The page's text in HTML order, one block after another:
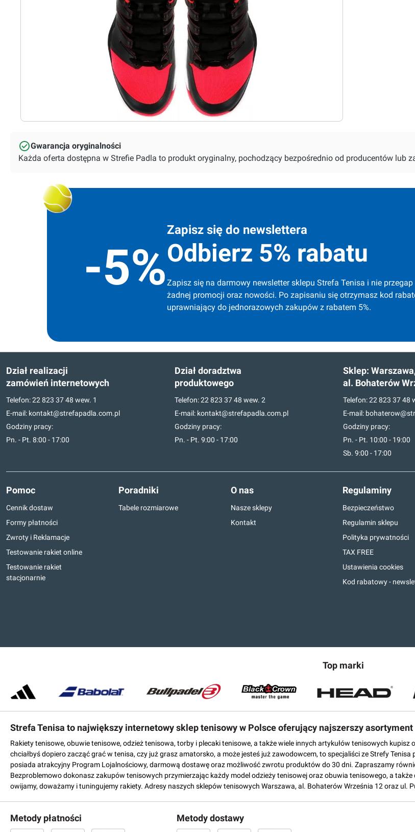
Gwarancja oryginalności
Każda oferta dostępna w Strefie Padla to produkt oryginalny, pochodzący bezpośrednio od producentów lub
-5%
Zapisz się do newslettera
Odbierz 5% rabatu
Zapisz się na darmowy newsletter sklepu Strefa Tenisa i nie przegap
żadnej promocji oraz nowości. Po zapisaniu się otrzymasz kod
uprawniający do jednorazowych zakupów z rabatem 5%.
Dział realizacji
zamówień internetowych
Telefon:22 823 37 48 wew. 1
E-mail: kontakt@strefapadla.com.pl
Godziny pracy:
Pn. - Pt. 8:00 - 17:00
Dział doradztwa
produktowego
Telefon:22 823 37 48 wew. 2
E-mail: kontakt@strefapadla.com.pl
Godziny pracy:
Pn. - Pt. 9:00 - 17:00
Sklep:
al. Bohaterów
Telefon:22 823 37 48
E-mail:
Godziny pracy:
Pn. - Pt. 10:00 - 19:00
Sb. 9:00 - 17:00
Pomoc
Cennik dostaw
Formy płatności
Zwroty i Reklamacje
Testowanie rakiet online
Testowanie rakiet
stacjonarnie
Poradniki
Tabele rozmiarowe
O nas
Nasze sklepy
Kontakt
Regulaminy
Bezpieczeństwo
Regulamin sklepu
Polityka prywatności
TAX FREE
Ustawienia cookies
Kod rabatowy -
Top marki
Strefa Tenisa to największy internetowy sklep tenisowy w Polsce oferujący najszerszy
Rakiety tenisowe, obuwie tenisowe, odzież tenisowa, torby i plecaki tenisowe, a także wiele innych artykułów tenisowych
chciałbyś dopiero zacząć grać w tenisa, czy już grasz amatorsko, a może jesteś już zawodowcem, to specjaliści ze Strefy
posiada atrakcyjny Program Lojalnościowy, darmową dostawę oraz możliwość zwrotu produktów do 30 dni. Zapraszamy
Bezproblemowo dokonasz zakupów tenisowych przymierzając każdy model odzieży tenisowej oraz obuwia tenisowego, a
owijamy, doważamy i tuningujemy rakiety. Adresy naszych sklepów tenisowych Warszawa, al. Bohaterów Września 12 oraz ul.
Metody płatności Metody dostawy